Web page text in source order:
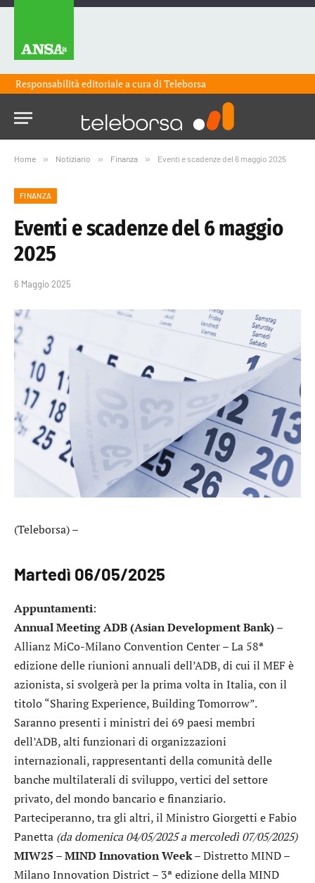
Responsabilità editoriale a cura diTeleborsa
Home » Notiziario » Finanza » Eventi e scadenze del 6 maggio 2025
FINANZA
Eventi e scadenze del 6 maggio
2025
6 Maggio 2025
(Teleborsa) –
Martedì 06/05/2025
Appuntamenti:
Annual Meeting ADB (Asian Development Bank)–
Allianz MiCo-Milano Convention Center – La 58ª
edizione delle riunioni annuali dell’ADB, di cui il MEF è
azionista, si svolgerà per la prima volta in Italia, con il
titolo “Sharing Experience, Building Tomorrow”.
Saranno presenti i ministri dei 69 paesi membri
dell’ADB, alti funzionari di organizzazioni
internazionali, rappresentanti della comunità delle
banche multilaterali di sviluppo, vertici del settore
privato, del mondo bancario e finanziario.
Parteciperanno, tra gli altri, il Ministro Giorgetti e Fabio
Panetta (da domenica 04/05/2025 a mercoledì 07/05/2025)
MIW25 – MIND Innovation Week– Distretto MIND –
Milano Innovation District – 3ª edizione della MIND